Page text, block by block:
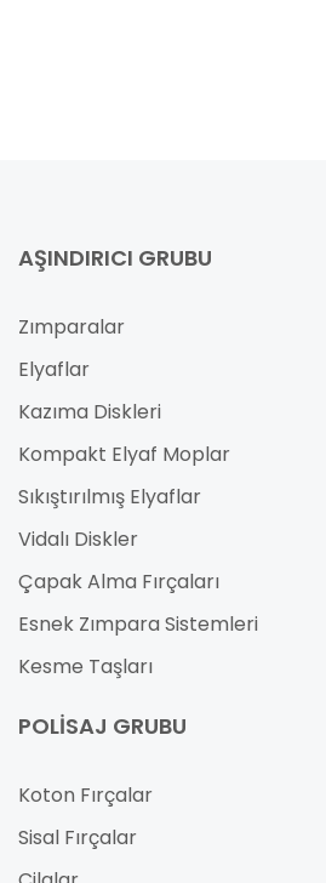
AŞINDIRICI GRUBU
Zımparalar
Elyaflar
Kazıma Diskleri
Kompakt Elyaf Moplar
Sıkıştırılmış Elyaflar
Vidalı Diskler
Çapak Alma Fırçaları
Esnek Zımpara Sistemleri
Kesme Taşları
POLISAJ GRUBU
Koton Fırçalar
Sisal Fırçalar